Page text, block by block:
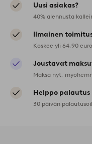
Uusi asiakas?
40% alennusta
Ilmainen
Koskee yli 64,90
Joustavat
Maksa nyt,
Helppo palautus
30 päivän